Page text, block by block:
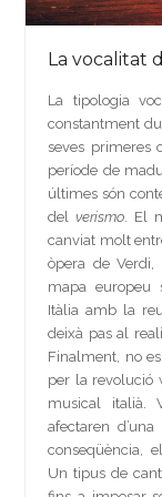
La vocalitat
La tipologia
constantment
seves primeres
període de
últimes són
delverismo . El
canviat molt
òpera de
mapa europeu
Itàlia amb la
deixà pas al
Finalment, no
per la revolució
musical italià.
afectaren
conseqüència,
Un tipus de